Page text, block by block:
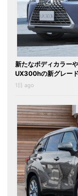
新たなボディカラー
UX300hの新グレー
1日 ago